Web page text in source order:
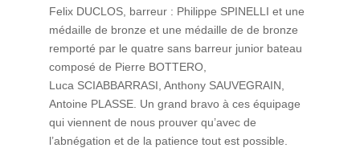
Felix DUCLOS, barreur : Philippe SPINELLI et une
médaille de bronze et une médaille de de bronze
remporté par le quatre sans barreur junior bateau
composé de Pierre BOTTERO,
Luca SCIABBARRASI, Anthony SAUVEGRAIN,
Antoine PLASSE. Un grand bravo à ces équipage
qui viennent de nous prouver qu’avec de
l’abnégation et de la patience tout est possible.